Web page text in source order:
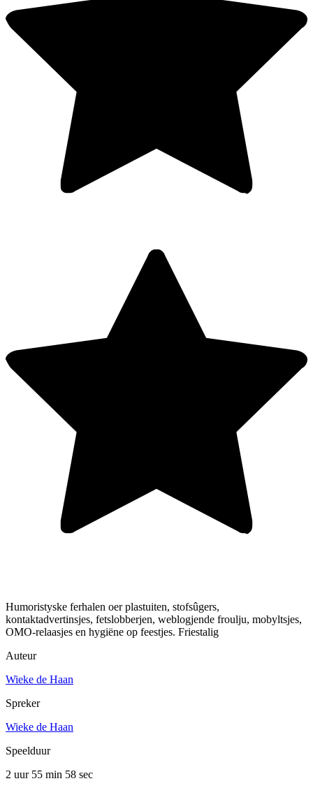
Humoristyske ferhalen oer plastuiten, stofsûgers,
kontaktadvertinsjes, fetslobberjen, weblogjende froulju, mobyltsjes,
OMO-relaasjes en hygiëne op feestjes. Friestalig
Auteur
Wieke de Haan
Spreker
Wieke de Haan
Speelduur
2 uur 55 min 58 sec